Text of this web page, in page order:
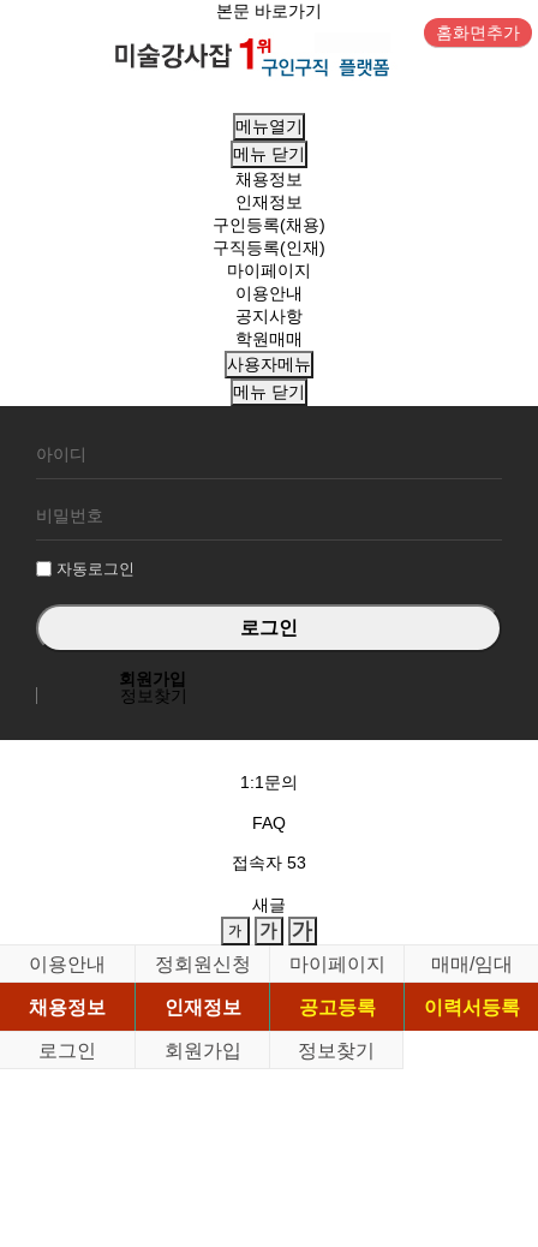
본문 바로가기
홈화면추가
메뉴열기
메뉴 닫기
채용정보
인재정보
구인등록(채용)
구직등록(인재)
마이페이지
이용안내
공지사항
학원매매
사용자메뉴
메뉴 닫기
원
그
자동로그인
회원가입
정보찾기
1:1문의
FAQ
접속자 53
새글
이용안내 정회원신청 마이페이지
매매/임대
채용정보
인재정보 공고등록
이력서등록
로그인
회원가입 정보찾기